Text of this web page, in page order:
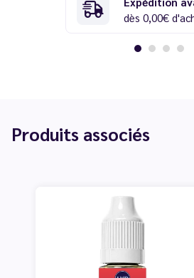
dès 0,00€
Produits associés